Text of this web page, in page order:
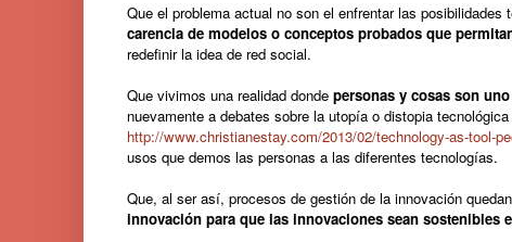
Que el problema actual no son el enfrentar las
carencia de modelos o conceptos probados que
redefinir la idea de red social.
Que vivimos una realidad donde personas y cosas son
nuevamente a debates sobre la utopía o distopia
http://www.christianestay.com/2013/02/technology-as-tool-
usos que demos las personas a las diferentes tecnologías.
Que, al ser así, procesos de gestión de la innovación
innovación para que las innovaciones sean sostenibles